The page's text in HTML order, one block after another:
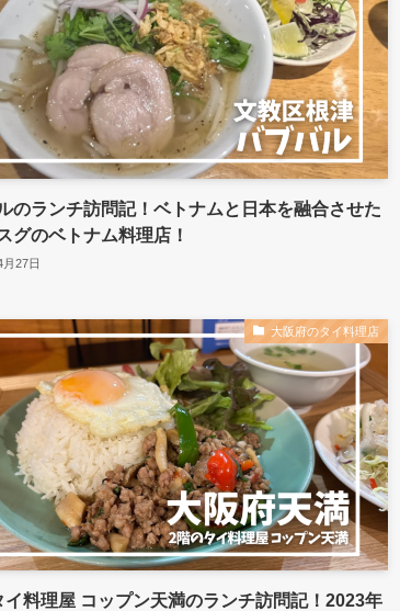
のランチ訪問記！ベトナムと日本を融合させた
グのベトナム料理店！
27日
大阪府のタイ料理店
イ料理屋 コップン天満のランチ訪問記！2023年